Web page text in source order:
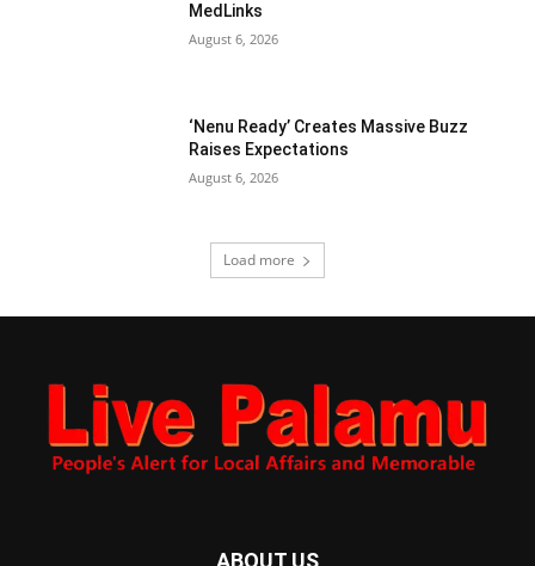
MedLinks
August 6, 2026
‘Nenu Ready’ Creates Massive Buzz
Raises Expectations
August 6, 2026
Load more
ABOUT US